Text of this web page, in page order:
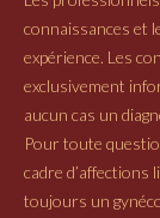
connaissances et
expérience. Les
exclusivement
aucun cas un
Pour toute
cadre d’affections
toujours un